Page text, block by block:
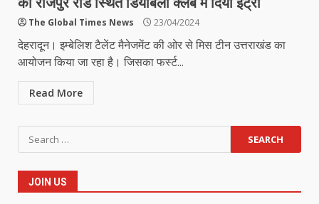
The Global Times News 23/04/2024
देहरादून। इम्बेलिश टैलेंट मैनेजमेंट की ओर से मिस टीन उत्तराखंड का
आयोजन किया जा रहा है। जिसका फर्स्ट...
Read More
Search
for:
JOIN US